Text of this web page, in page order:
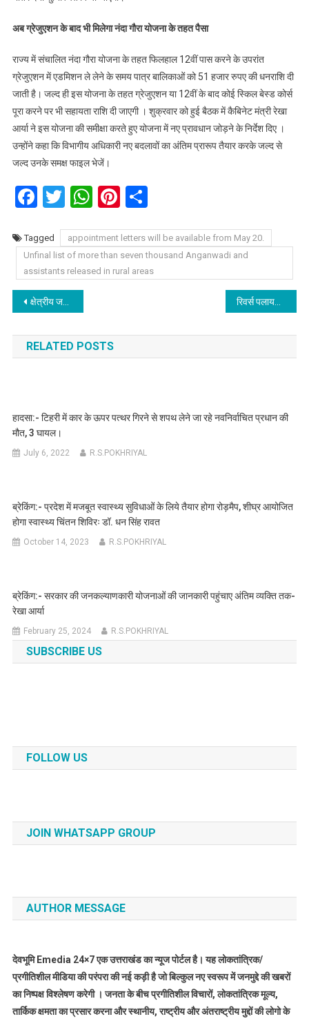
अब ग्रेजुएशन के बाद भी मिलेगा नंदा गौरा योजना के तहत पैसा
राज्य में संचालित नंदा गौरा योजना के तहत फिलहाल 12वीं पास करने के उपरांत
ग्रेजुएशन में एडमिशन ले लेने के समय पात्र बालिकाओं को 51 हजार रुपए की धनराशि दी
जाती है। जल्द ही इस योजना के तहत ग्रेजुएशन या 12वीं के बाद कोई स्किल बेस्ड कोर्स
पूरा करने पर भी सहायता राशि दी जाएगी । शुक्रवार को हुई बैठक में कैबिनेट मंत्री रेखा
आर्या ने इस योजना की समीक्षा करते हुए योजना में नए प्रावधान जोड़ने के निर्देश दिए ।
उन्होंने कहा कि विभागीय अधिकारी नए बदलावों का अंतिम प्रारूप तैयार करके जल्द से
जल्द उनके समक्ष फाइल भेजें।
Facebook
Twitter
WhatsApp
Pinterest
Share
Tagged
appointment letters will be available from May 20.
Unfinal list of more than seven thousand Anganwadi and
assistants released in rural areas
Post
navigation
क्षेत्रीय जनप्रतिनिधियों एवं शासन-प्रशासन का प्रयास लाया रंग, विद्युत से अच्छादित हुआ सीमान्त गांव गंगी।
RELATED POSTS
हादसा:- टिहरी में कार के ऊपर पत्थर गिरने से शपथ लेने जा रहे नवनिर्वाचित प्रधान की
मौत, 3 घायल।
July 6, 2022 R.S.POKHRIYAL
ब्रेकिंग:- प्रदेश में मजबूत स्वास्थ्य सुविधाओं के लिये तैयार होगा रोड़मैप, शीघ्र आयोजित
होगा स्वास्थ्य चिंतन शिविरः डॉ. धन सिंह रावत
October 14, 2023 R.S.POKHRIYAL
ब्रेकिंग:- सरकार की जनकल्याणकारी योजनाओं की जानकारी पहुंचाए अंतिम व्यक्ति तक-
रेखा आर्या
February 25, 2024 R.S.POKHRIYAL
SUBSCRIBE US
FOLLOW US
JOIN WHATSAPP GROUP
AUTHOR MESSAGE
देवभूमि Emedia 24×7 एक उत्तराखंड का न्यूज पोर्टल है। यह लोकतांत्रिक/
प्रगीतिशील मीडिया की परंपरा की नई कड़ी है जो बिल्कुल नए स्वरूप में जनमुद्दे की खबरों
का निष्पक्ष विश्लेषण करेगी । जनता के बीच प्रगीतिशील विचारों, लोकतांत्रिक मूल्य,
तार्किक क्षमता का प्रसार करना और स्थानीय, राष्ट्रीय और अंतराष्ट्रीय मुद्दों की लोगो के